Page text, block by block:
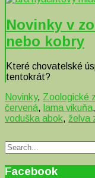
Novinky v
nebo kobry
Které chovatelské
tentokrát?
Novinky, Zoologické
červená, lama vikuňa,
voduška abok, želva
Search
for:
Facebook